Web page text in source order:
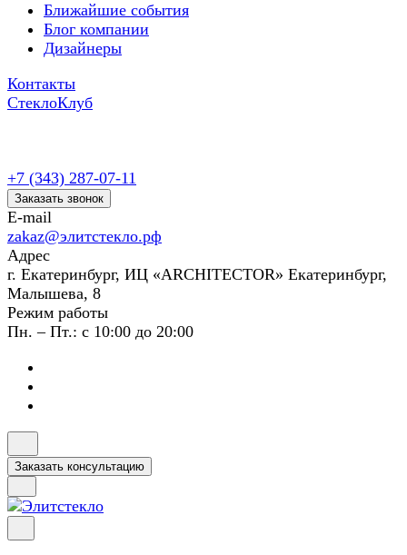
Ближайшие события
Блог компании
Дизайнеры
Контакты
СтеклоКлуб
+7 (343) 287-07-11
Заказать звонок
E-mail
zakaz@элитстекло.рф
Адрес
г. Екатеринбург, ИЦ «ARCHITECTOR» Екатеринбург,
Малышева, 8
Режим работы
Пн. – Пт.: с 10:00 до 20:00
Заказать консультацию